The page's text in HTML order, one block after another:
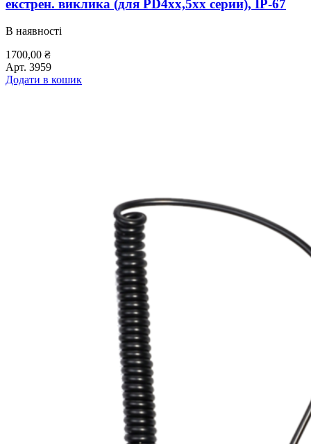
екстрен. виклика (для PD4xx,5xx серии), IP-67
В наявності
1700,00 ₴
Арт. 3959
Додати в кошик